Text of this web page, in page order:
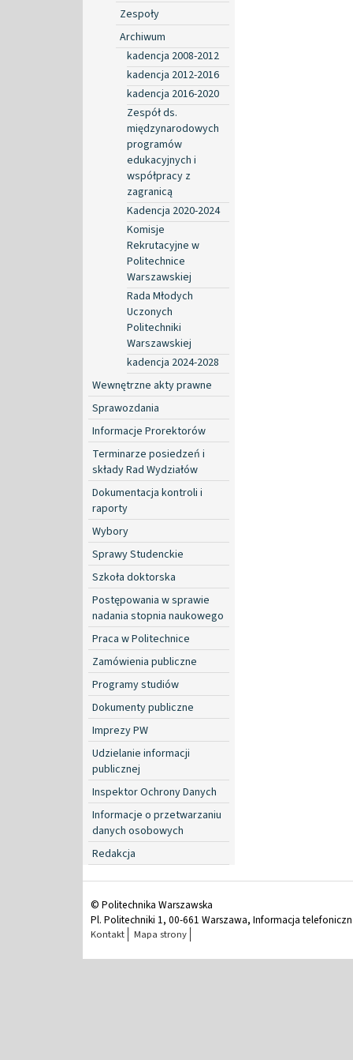
Zespoły
Archiwum
kadencja 2008-2012
kadencja 2012-2016
kadencja 2016-2020
Zespół ds.
międzynarodowych
programów
edukacyjnych i
współpracy z
zagranicą
Kadencja 2020-2024
Komisje
Rekrutacyjne w
Politechnice
Warszawskiej
Rada Młodych
Uczonych
Politechniki
Warszawskiej
kadencja 2024-2028
Wewnętrzne akty prawne
Sprawozdania
Informacje Prorektorów
Terminarze posiedzeń i
składy Rad Wydziałów
Dokumentacja kontroli i
raporty
Wybory
Sprawy Studenckie
Szkoła doktorska
Postępowania w sprawie
nadania stopnia naukowego
Praca w Politechnice
Zamówienia publiczne
Programy studiów
Dokumenty publiczne
Imprezy PW
Udzielanie informacji
publicznej
Inspektor Ochrony Danych
Informacje o przetwarzaniu
danych osobowych
Redakcja
© Politechnika Warszawska
Pl. Politechniki 1, 00-661 Warszawa, Informacja
Kontakt Mapa strony